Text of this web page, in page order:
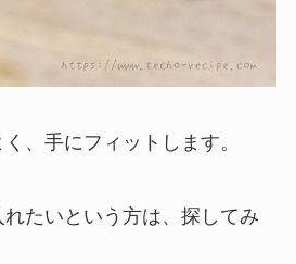
、手にフィットします。
たいという方は、探してみ